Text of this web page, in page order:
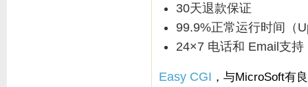
30天退款保证
99.9%正常运行时间（
24×7 电话和 Email支持
Easy CGI ，与MicroSoft有